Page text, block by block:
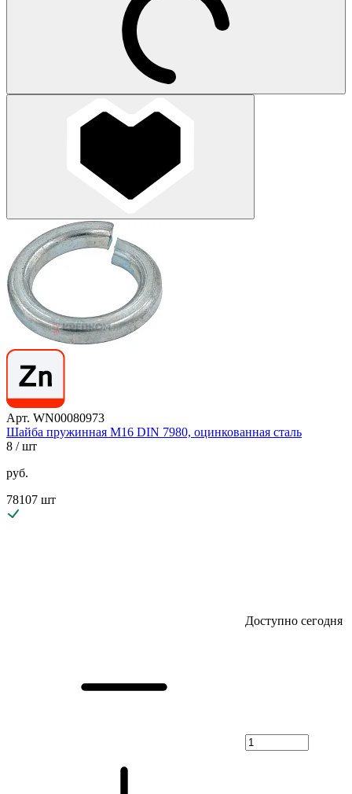
Арт. WN00080973
Шайба пружинная М16 DIN 7980, оцинкованная сталь
8 / шт
руб.
78107 шт
Доступно сегодня